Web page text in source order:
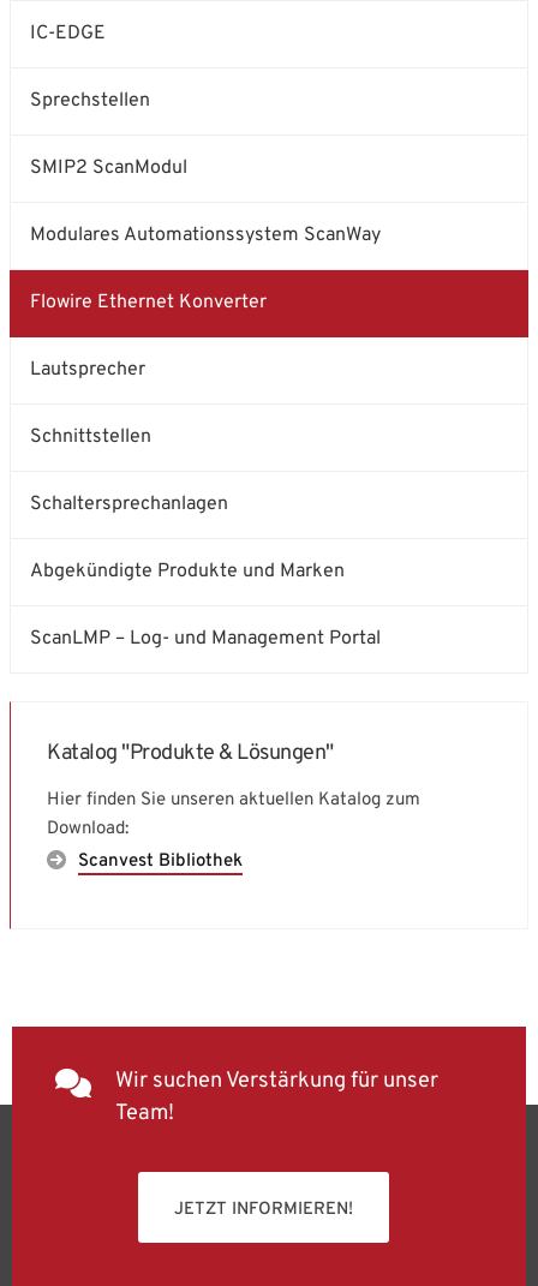
IC-EDGE
Sprechstellen
SMIP2 ScanModul
Modulares Automationssystem ScanWay
Flowire Ethernet Konverter
Lautsprecher
Schnittstellen
Schaltersprechanlagen
Abgekündigte Produkte und Marken
ScanLMP – Log- und Management Portal
Katalog "Produkte & Lösungen"
Hier finden Sie unseren aktuellen Katalog zum
Download:
Scanvest Bibliothek
Wir suchen Verstärkung für unser
Team!
JETZT INFORMIEREN!